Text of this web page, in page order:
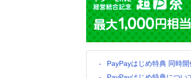
PayPayはじめ特典 同時